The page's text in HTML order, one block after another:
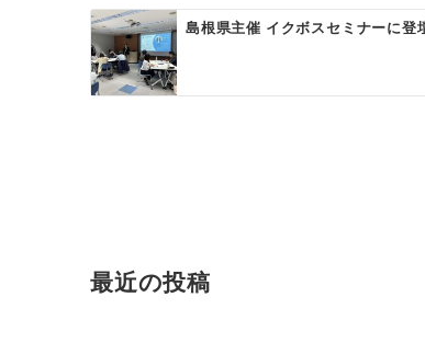
ン
島根県主催 イクボスセミナーに
最近の投稿